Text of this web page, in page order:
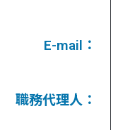
E-mail：
職務代理人：